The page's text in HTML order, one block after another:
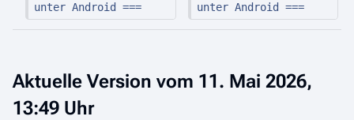
f
s
unter Android ===
unter Android ===
Aktuelle Version vom 11. Mai 2026,
13:49 Uhr